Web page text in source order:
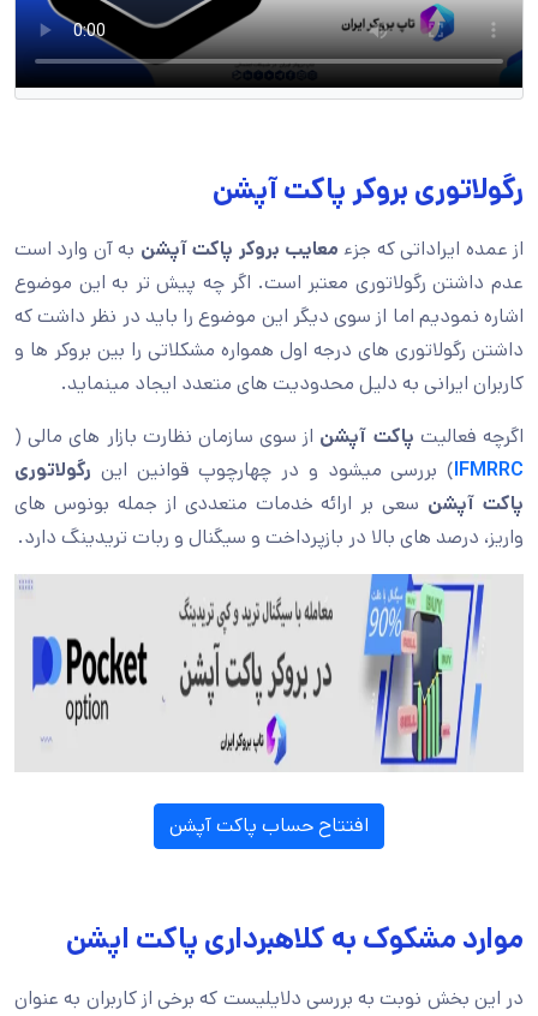
رگولاتوری بروکر پاکت آپشن
از عمده ایراداتی که جزء معایب بروکر پاکت آپشن به آن وارد است
عدم داشتن رگولاتوری معتبر است. اگر چه پیش تر به این موضوع
اشاره نمودیم اما از سوی دیگر این موضوع را باید در نظر داشت که
داشتن رگولاتوری های درجه اول همواره مشکلاتی را بین بروکر ها و
کاربران ایرانی به دلیل محدودیت های متعدد ایجاد مینماید.
اگرچه فعالیت پاکت آپشن از سوی سازمان نظارت بازار های مالی (
IFMRRC) بررسی میشود و در چهارچوپ قوانین این رگولاتوری
پاکت آپشن سعی بر ارائه خدمات متعددی از جمله بونوس های
واریز، درصد های بالا در بازپرداخت و سیگنال و ربات تریدینگ دارد.
افتتاح حساب پاکت آپشن
موارد مشکوک به کلاهبرداری پاکت اپشن
در این بخش نوبت به بررسی دلایلیست که برخی از کاربران به عنوان